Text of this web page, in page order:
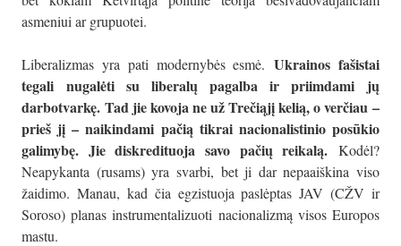
asmeniui ar grupuotei.
Liberalizmas yra pati modernybės esmė. Ukrainos fašistai
tegali nugalėti su liberalų pagalba ir priimdami jų
darbotvarkę. Tad jie kovoja ne už Trečiąjį kelią, o verčiau –
prieš jį – naikindami pačią tikrai nacionalistinio posūkio
galimybę. Jie diskredituoja savo pačių reikalą. Kodėl?
Neapykanta (rusams) yra svarbi, bet ji dar nepaaiškina viso
žaidimo. Manau, kad čia egzistuoja paslėptas JAV (CŽV ir
Soroso) planas instrumentalizuoti nacionalizmą visos Europos
mastu.